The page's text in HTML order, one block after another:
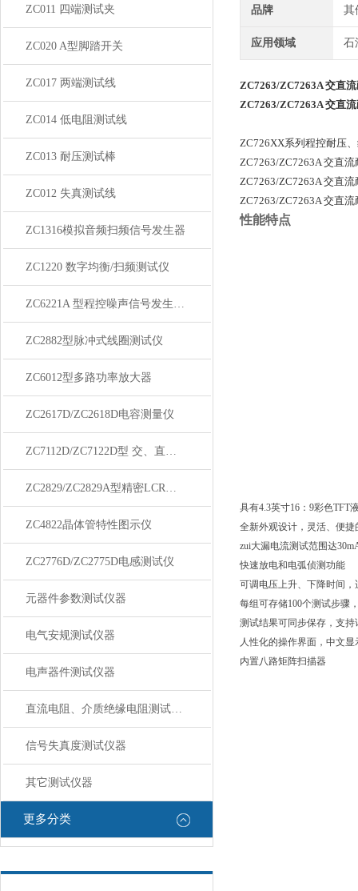
ZC011 四端测试夹
ZC020 A型脚踏开关
ZC017 两端测试线
ZC014 低电阻测试线
ZC013 耐压测试棒
ZC012 失真测试线
ZC1316模拟音频扫频信号发生器
ZC1220 数字均衡/扫频测试仪
ZC6221A 型程控噪声信号发生器/滤波器
ZC2882型脉冲式线圈测试仪
ZC6012型多路功率放大器
ZC2617D/ZC2618D电容测量仪
ZC7112D/ZC7122D型 交、直流耐压绝缘测试仪
ZC2829/ZC2829A型精密LCR数字电桥
ZC4822晶体管特性图示仪
ZC2776D/ZC2775D电感测试仪
元器件参数测试仪器
电气安规测试仪器
电声器件测试仪器
直流电阻、介质绝缘电阻测试仪器
信号失真度测试仪器
其它测试仪器
更多分类
品牌 其
应用领域 石
ZC7263/ZC7263A 交直
ZC7263/ZC7263A 交直
ZC726XX系列程控耐压
ZC7263/ZC7263A 交直
ZC7263/ZC7263A 交直
ZC7263/ZC7263A 交直
性能特点
具有4.3英寸16：9彩色TFT
全新外观设计，灵活、便捷
zui大漏电流测试范围达
快速放电和电弧侦测功能
可调电压上升、下降时间
每组可存储100个测试步骤
测试结果可同步保存，支
人性化的操作界面，中文
内置八路矩阵扫描器